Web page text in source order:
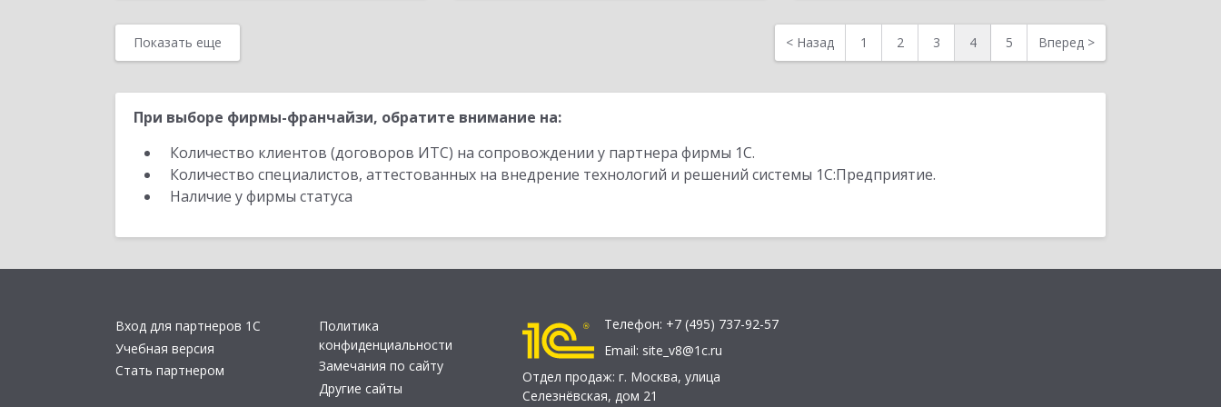
Показать еще < Назад 1 2 3 4 5 Вперед >
При выборе фирмы-франчайзи, обратите внимание на:
Количество клиентов (договоров ИТС) на сопровождении у партнера фирмы 1С.
Количество специалистов, аттестованных на внедрение технологий и решений системы 1С:Предприятие.
Наличие у фирмы статуса
Вход для партнеров 1С
Учебная версия
Стать партнером
Политика
конфиденциальности
Замечания по сайту
Другие сайты
Телефон: +7 (495) 737-92-57
Email: site_v8@1c.ru
Отдел продаж: г. Москва, улица
Селезнёвская, дом 21